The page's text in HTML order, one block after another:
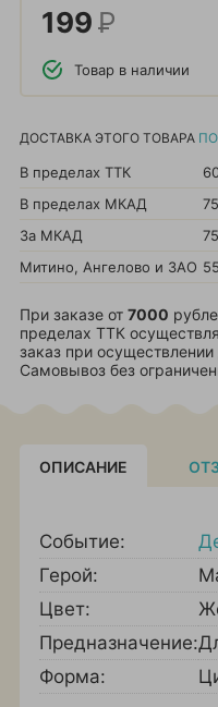
199Р
Товар в наличии
ДОСТАВКА ЭТОГО ТОВАРА
В пределах ТТК
В пределах МКАД
За МКАД
Митино, Ангелово и ЗАО
При заказе от 7000
пределах ТТК
заказ при
Самовывоз без
ОПИСАНИЕ
Событие:
Герой:
Цвет:
Предназначение:
Форма: